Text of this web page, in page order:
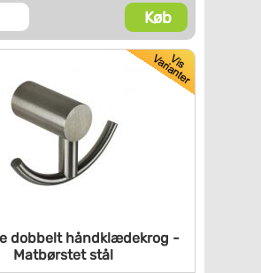
Køb
dobbelthåndklædekrog -
Matbørstetstål